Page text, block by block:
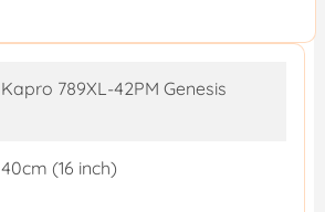
Kapro 789XL-42PM Genesis
40cm (16 inch)